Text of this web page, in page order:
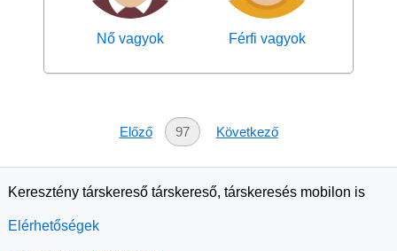
Nő vagyok Férfi vagyok
Előző 97 Következő
Keresztény társkereső társkereső, társkeresés mobilon is
Elérhetőségek